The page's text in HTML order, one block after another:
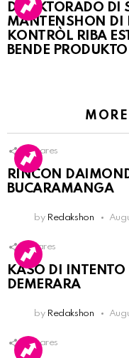
DIREKTORADO DI
MANTENSHON DI
KONTRÒL RIBA
BENDE
Shares
RINCON
BUCARAMANGA
by Redakshon
Shares
KASO DI
DEMERARA
by Redakshon
Shares